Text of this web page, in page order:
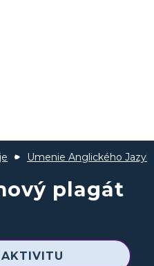
Umenie Anglického
plagát